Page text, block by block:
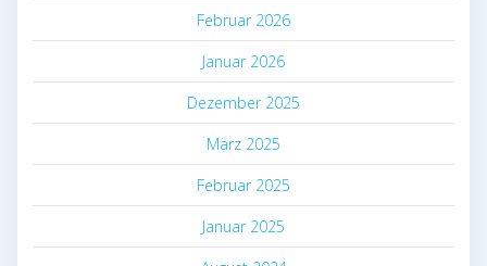
Februar 2026
Januar 2026
Dezember 2025
März 2025
Februar 2025
Januar 2025